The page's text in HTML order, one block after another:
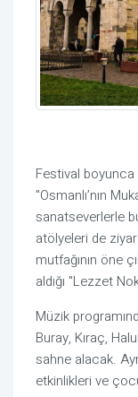
Festival
"Osmanlı’nın
sanatseverlerle
atölyeleri de
mutfağının öne
aldığı "Lezzet
Müzik
Buray, Kıraç,
sahne alacak.
etkinlikleri ve